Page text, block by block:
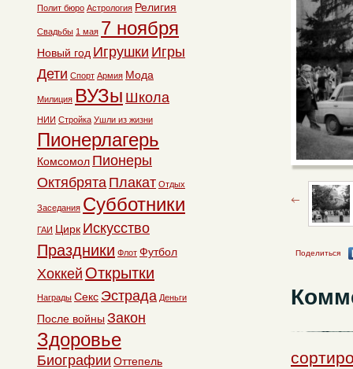
Поделиться
Полит бюро Астрология Религия
Свадьбы 1 мая 7 ноября
Новый год Игрушки Игры
Дети Спорт Армия Мода
Милиция ВУЗы Школа
НИИ Стройка Ушли из жизни
Пионерлагерь
Комсомол Пионеры
Октябрята Плакат Отдых
Заседания Субботники
ГАИ Цирк Искусство
Праздники Флот Футбол
Хоккей Открытки
Награды Секс Эстрада Деньги
После войны Закон
Здоровье
Биографии Оттепель